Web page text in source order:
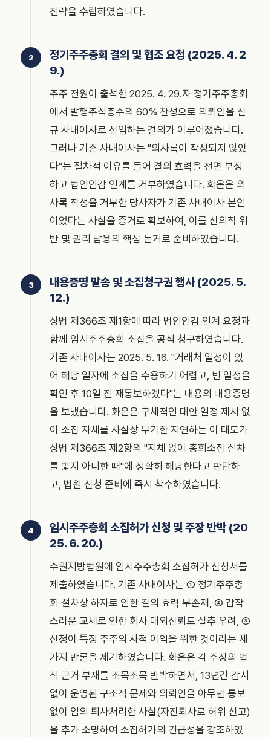
전략을 수립하였습니다.
정기주주총회 결의 및 협조 요청 (2025. 4. 2
9.)
주주 전원이 출석한 2025. 4. 29.자 정기주주총회
에서 발행주식총수의 60% 찬성으로 의뢰인을 신
규 사내이사로 선임하는 결의가 이루어졌습니다.
그러나 기존 사내이사는 "의사록이 작성되지 않았
다"는 절차적 이유를 들어 결의 효력을 전면 부정
하고 법인인감 인계를 거부하였습니다. 화온은 의
사록 작성을 거부한 당사자가 기존 사내이사 본인
이었다는 사실을 증거로 확보하여, 이를 신의칙 위
반 및 권리 남용의 핵심 논거로 준비하였습니다.
내용증명 발송 및 소집청구권 행사 (2025. 5.
12.)
상법 제366조 제1항에 따라 법인인감 인계 요청과
함께 임시주주총회 소집을 공식 청구하였습니다.
기존 사내이사는 2025. 5. 16. "거래처 일정이 있
어 해당 일자에 소집을 수용하기 어렵고, 빈 일정을
확인 후 10일 전 재통보하겠다"는 내용의 내용증명
을 보냈습니다. 화온은 구체적인 대안 일정 제시 없
이 소집 자체를 사실상 무기한 지연하는 이 태도가
상법 제366조 제2항의 "지체 없이 총회소집 절차
를 밟지 아니한 때"에 정확히 해당한다고 판단하
고, 법원 신청 준비에 즉시 착수하였습니다.
임시주주총회 소집허가 신청 및 주장 반박 (20
25. 6. 20.)
수원지방법원에 임시주주총회 소집허가 신청서를
제출하였습니다. 기존 사내이사는 ① 정기주주총
회 절차상 하자로 인한 결의 효력 부존재, ② 갑작
스러운 교체로 인한 회사 대외신뢰도 실추 우려, ③
신청이 특정 주주의 사적 이익을 위한 것이라는 세
가지 반론을 제기하였습니다. 화온은 각 주장의 법
적 근거 부재를 조목조목 반박하면서, 13년간 감시
없이 운영된 구조적 문제와 의뢰인을 아무런 통보
없이 임의 퇴사처리한 사실(자진퇴사로 허위 신고)
을 추가 소명하여 소집허가의 긴급성을 강조하였